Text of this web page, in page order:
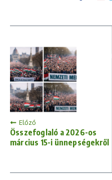
Előző
Összefoglaló a 2026-os
március 15-i ünnepségekről